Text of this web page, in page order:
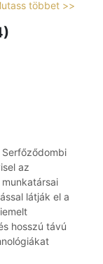
többet >>
az
látják el a
hosszú távú